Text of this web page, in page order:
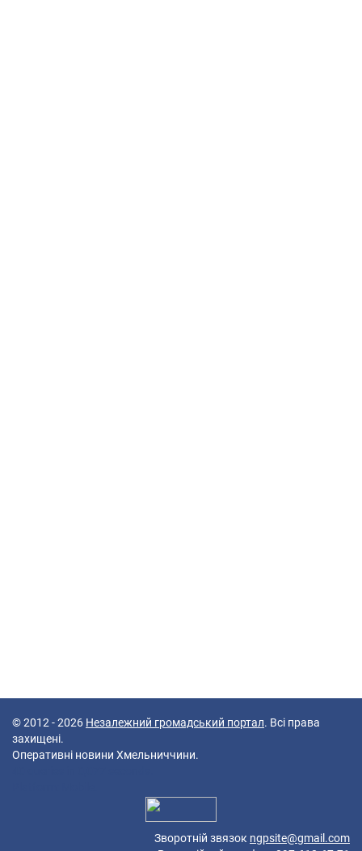
© 2012 - 2026 Незалежний громадський портал. Всі права
захищені.
Оперативні новини Хмельниччини.
Зворотній звязок ngpsite@gmail.com